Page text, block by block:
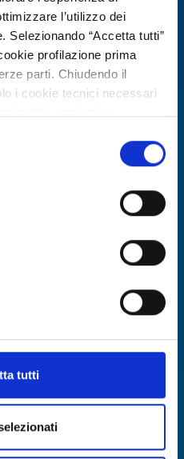
l’utilizzo dei
“Accetta tutti”
profilazione prima
parti. Chiudendo il
i cookie tecnici necessari
la nostra cookie policy.
it/co
it/pr
tutti
SCOPRI DI PIÙ →
2026